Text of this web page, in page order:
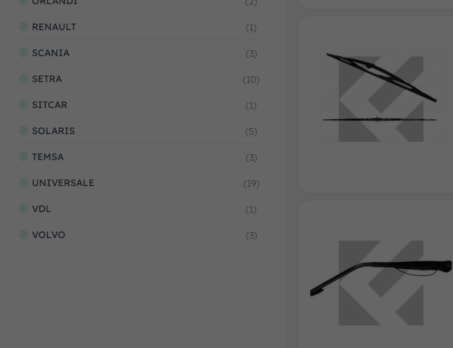
RENAULT (1)
SCANIA (3)
SETRA (10)
SITCAR (1)
SOLARIS (5)
TEMSA (3)
UNIVERSALE (19)
VDL (1)
VOLVO (3)